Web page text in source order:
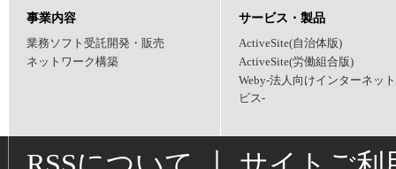
事業内容
業務ソフト受託開発・販売
ネットワーク構築
サービス・製品
ActiveSite(自治体版)
ActiveSite(労働組合版)
Weby-法人向けインターネッ
ビス-